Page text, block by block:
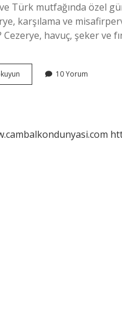
Türk mutfağında özel
karşılama ve
havuç, şeker ve
Cezerye
Neye
10 Yorum